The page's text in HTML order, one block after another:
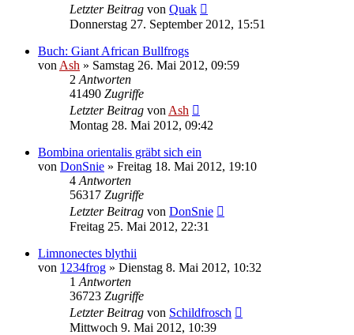
Letzter Beitrag von Quak
Donnerstag 27. September 2012, 15:51
Buch: Giant African Bullfrogs
von Ash » Samstag 26. Mai 2012, 09:59
2 Antworten
41490 Zugriffe
Letzter Beitrag von Ash
Montag 28. Mai 2012, 09:42
Bombina orientalis gräbt sich ein
von DonSnie » Freitag 18. Mai 2012, 19:10
4 Antworten
56317 Zugriffe
Letzter Beitrag von DonSnie
Freitag 25. Mai 2012, 22:31
Limnonectes blythii
von 1234frog » Dienstag 8. Mai 2012, 10:32
1 Antworten
36723 Zugriffe
Letzter Beitrag von Schildfrosch
Mittwoch 9. Mai 2012, 10:39